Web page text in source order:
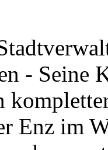
- Seine
Enz im